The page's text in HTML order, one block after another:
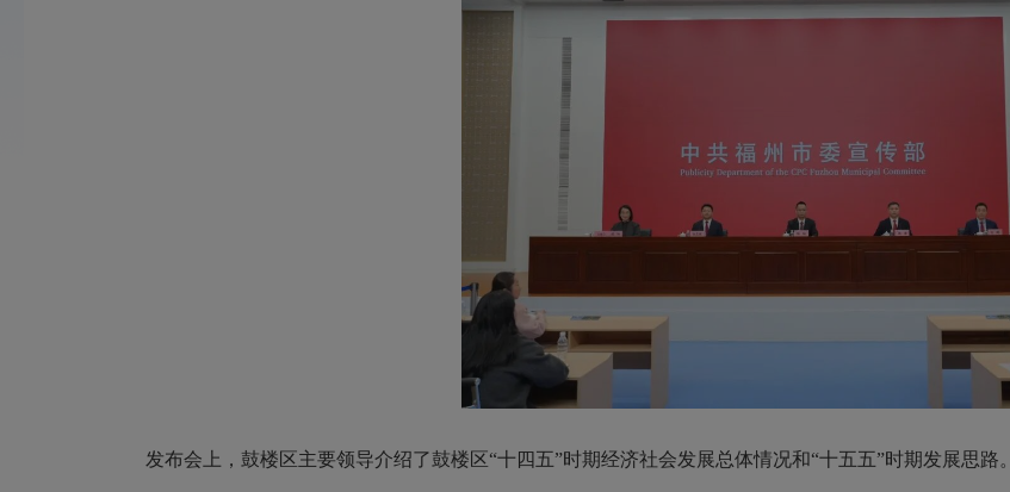
发布会上，鼓楼区主要领导介绍了鼓楼区“十四五”时期经济社会发展总体情况和“十五五”时期发展思路。